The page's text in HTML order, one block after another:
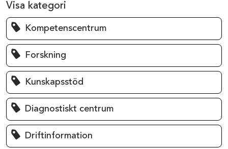
Visa kategori
Kompetenscentrum
Forskning
Kunskapsstöd
Diagnostiskt centrum
Driftinformation